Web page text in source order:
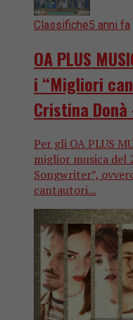
Classifiche5 anni fa
OA PLUS
i “Migliori
Cristina Donà
Per gli OA PLUS
miglior musica del
Songwriter”,
cantautori...